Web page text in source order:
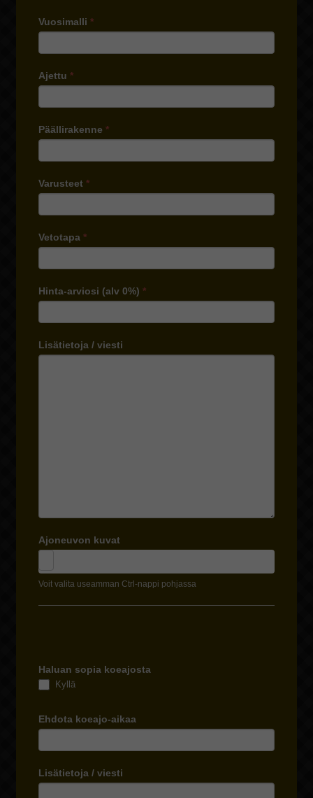
Vuosimalli *
Ajettu *
Päällirakenne *
Varusteet *
Vetotapa *
Hinta-arviosi (alv 0%) *
Lisätietoja / viesti
Ajoneuvon kuvat
Voit valita useamman Ctrl-nappi pohjassa
Haluan sopia koeajosta
Kyllä
Ehdota koeajo-aikaa
Lisätietoja / viesti